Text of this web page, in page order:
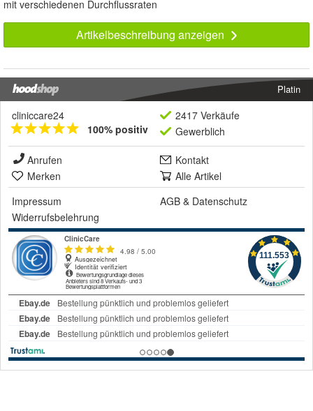
mit verschiedenen Durchflussraten
Artikelbeschreibung anzeigen
Platin
cliniccare24
100% positiv
2417 Verkäufe
Gewerblich
Anrufen
Kontakt
Merken
Alle Artikel
Impressum
AGB & Datenschutz
Widerrufsbelehrung